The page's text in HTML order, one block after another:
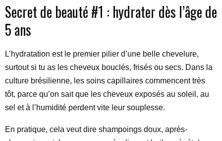
Secret de beauté #1 : hydrater dès l’âge de
5 ans
L’hydratation est le premier pilier d’une belle chevelure,
surtout si tu as les cheveux bouclés, frisés ou secs. Dans la
culture brésilienne, les soins capillaires commencent très
tôt, parce qu’on sait que les cheveux exposés au soleil, au
sel et à l’humidité perdent vite leur souplesse.
En pratique, cela veut dire shampoings doux, après-